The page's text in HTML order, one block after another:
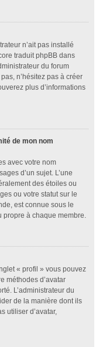
n’ait pas installé
traduit phpBB dans
du forum
n’hésitez pas à créer
plus d’informations
de mon nom
avec votre nom
d’un sujet. L’une
des étoiles ou
ou votre statut sur le
est connue sous le
propre à chaque membre.
« profil » vous pouvez
méthodes d’avatar
L’administrateur du
de la manière dont ils
utiliser d’avatar,